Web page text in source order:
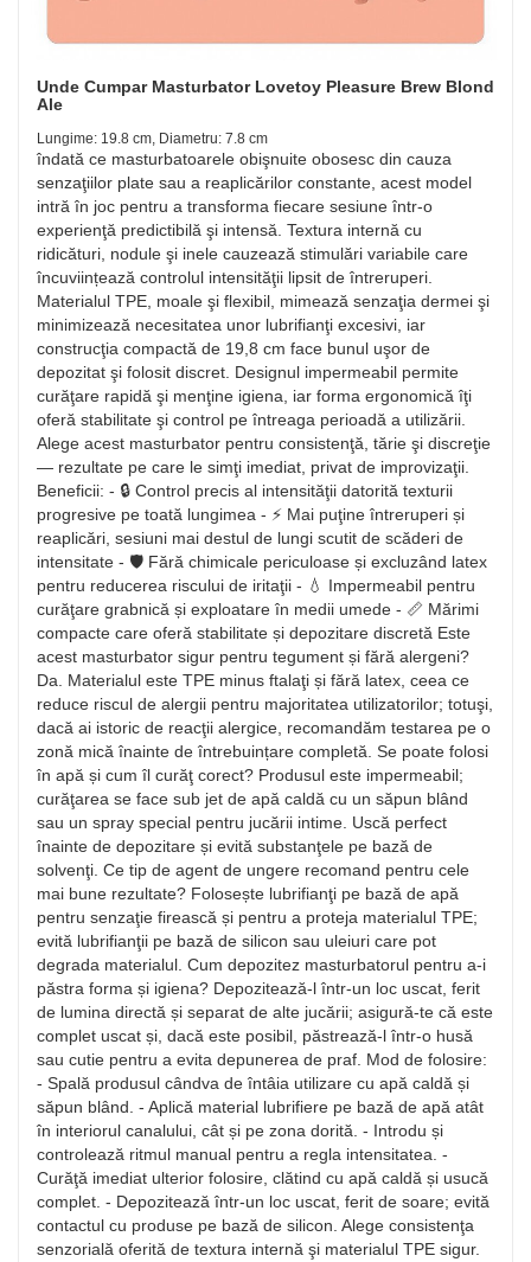
Unde Cumpar Masturbator Lovetoy Pleasure Brew Blond
Ale
Lungime: 19.8 cm, Diametru: 7.8 cm
îndată ce masturbatoarele obişnuite obosesc din cauza
senzaţiilor plate sau a reaplicărilor constante, acest model
intră în joc pentru a transforma fiecare sesiune într‑o
experienţă predictibilă şi intensă. Textura internă cu
ridicături, nodule şi inele cauzează stimulări variabile care
încuviințează controlul intensităţii lipsit de întreruperi.
Materialul TPE, moale şi flexibil, mimează senzaţia dermei şi
minimizează necesitatea unor lubrifianţi excesivi, iar
construcţia compactă de 19,8 cm face bunul uşor de
depozitat şi folosit discret. Designul impermeabil permite
curăţare rapidă şi menţine igiena, iar forma ergonomică îţi
oferă stabilitate şi control pe întreaga perioadă a utilizării.
Alege acest masturbator pentru consistenţă, tărie şi discreţie
— rezultate pe care le simţi imediat, privat de improvizaţii.
Beneficii: - 🔒 Control precis al intensităţii datorită texturii
progresive pe toată lungimea - ⚡ Mai puţine întreruperi și
reaplicări, sesiuni mai destul de lungi scutit de scăderi de
intensitate - 🛡️ Fără chimicale periculoase și excluzând latex
pentru reducerea riscului de iritaţii - 💧 Impermeabil pentru
curăţare grabnică și exploatare în medii umede - 📏 Mărimi
compacte care oferă stabilitate și depozitare discretă Este
acest masturbator sigur pentru tegument și fără alergeni?
Da. Materialul este TPE minus ftalaţi și fără latex, ceea ce
reduce riscul de alergii pentru majoritatea utilizatorilor; totuşi,
dacă ai istoric de reacţii alergice, recomandăm testarea pe o
zonă mică înainte de întrebuințare completă. Se poate folosi
în apă și cum îl curăţ corect? Produsul este impermeabil;
curăţarea se face sub jet de apă caldă cu un săpun blând
sau un spray special pentru jucării intime. Uscă perfect
înainte de depozitare și evită substanţele pe bază de
solvenţi. Ce tip de agent de ungere recomand pentru cele
mai bune rezultate? Folosește lubrifianţi pe bază de apă
pentru senzaţie firească și pentru a proteja materialul TPE;
evită lubrifianţii pe bază de silicon sau uleiuri care pot
degrada materialul. Cum depozitez masturbatorul pentru a-i
păstra forma și igiena? Depozitează-l într‑un loc uscat, ferit
de lumina directă și separat de alte jucării; asigură‑te că este
complet uscat și, dacă este posibil, păstrează‑l într‑o husă
sau cutie pentru a evita depunerea de praf. Mod de folosire:
- Spală produsul cândva de întâia utilizare cu apă caldă și
săpun blând. - Aplică material lubrifiere pe bază de apă atât
în interiorul canalului, cât și pe zona dorită. - Introdu și
controlează ritmul manual pentru a regla intensitatea. -
Curăţă imediat ulterior folosire, clătind cu apă caldă și usucă
complet. - Depozitează într‑un loc uscat, ferit de soare; evită
contactul cu produse pe bază de silicon. Alege consistenţa
senzorială oferită de textura internă şi materialul TPE sigur.